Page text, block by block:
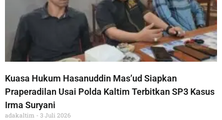
Kuasa Hukum Hasanuddin Mas’ud Siapkan
Praperadilan Usai Polda Kaltim Terbitkan SP3 Kasus
Irma Suryani
adakaltim 3 Juli 2026